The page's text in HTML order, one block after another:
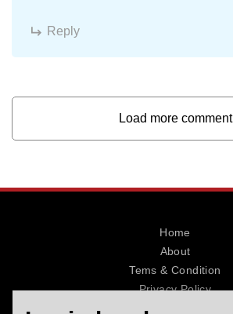
Reply
Load more comment
Home
About
Tems & Condition
Privacy Policy